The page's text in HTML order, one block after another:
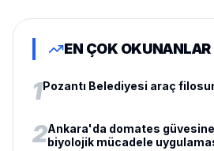
EN ÇOK OKUNANLAR
1Pozantı Belediyesi araç
2Ankara'da domates
biyolojik mücadele